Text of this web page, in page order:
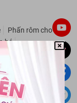
Phấn rôm cho bé
bé
bé
chống nắng
lỗ chân lông